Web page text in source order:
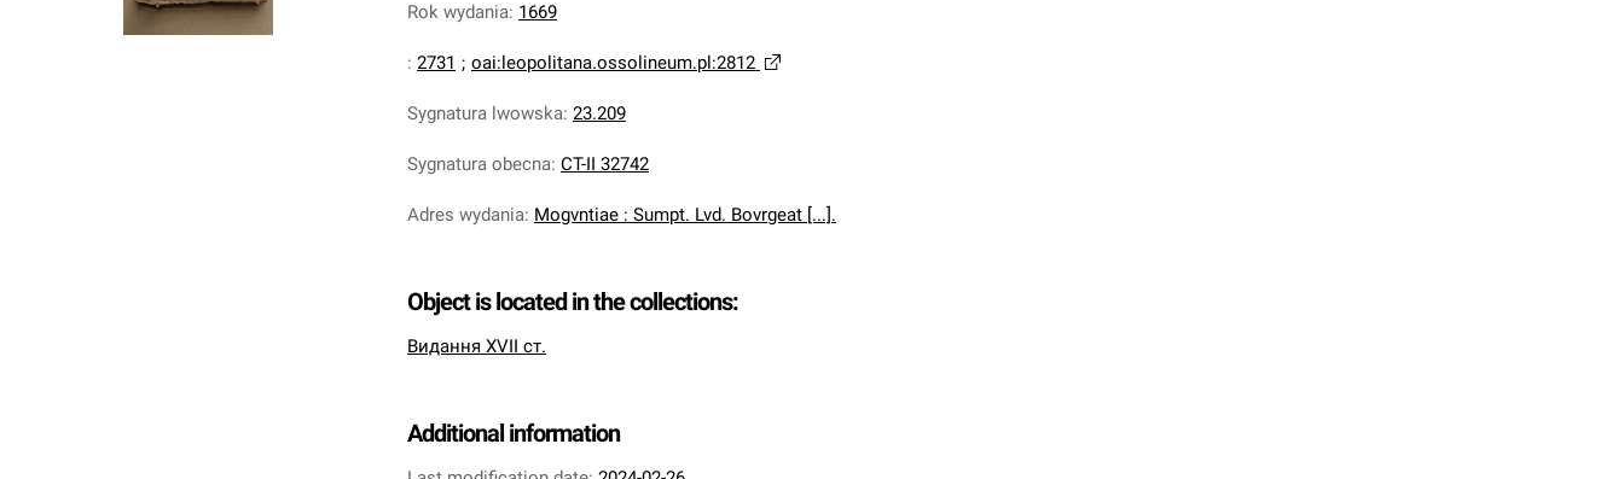
Rok wydania: 1669
: 2731 ; oai:leopolitana.ossolineum.pl:2812
Sygnatura lwowska: 23.209
Sygnatura obecna: CT-II 32742
Adres wydania: Mogvntiae : Sumpt. Lvd. Bovrgeat [...].
Object is located in the collections:
Видання XVII ст.
Additional information